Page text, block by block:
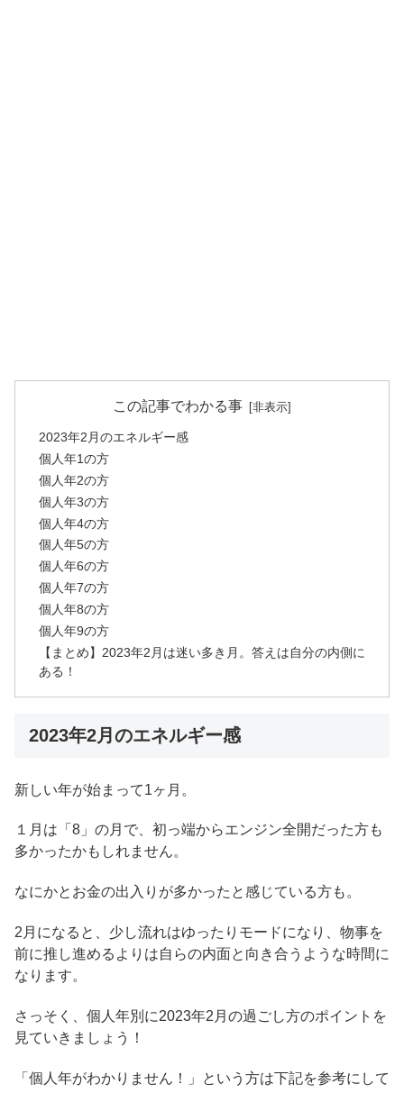
この記事でわかる事
2023年2月のエネルギー感
個人年1の方
個人年2の方
個人年3の方
個人年4の方
個人年5の方
個人年6の方
個人年7の方
個人年8の方
個人年9の方
【まとめ】2023年2月は迷い多き月。答えは自分の内側に
ある！
2023年2月のエネルギー感
新しい年が始まって1ヶ月。
１月は「8」の月で、初っ端からエンジン全開だった方も
多かったかもしれません。
なにかとお金の出入りが多かったと感じている方も。
2月になると、少し流れはゆったりモードになり、物事を
前に推し進めるよりは自らの内面と向き合うような時間に
なります。
さっそく、個人年別に2023年2月の過ごし方のポイントを
見ていきましょう！
「個人年がわかりません！」という方は下記を参考にして